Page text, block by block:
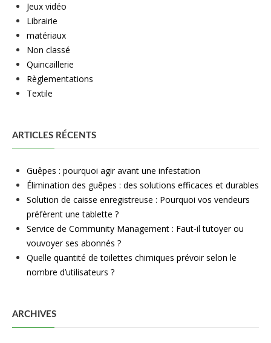
Jeux vidéo
Librairie
matériaux
Non classé
Quincaillerie
Règlementations
Textile
ARTICLES RÉCENTS
Guêpes : pourquoi agir avant une infestation
Élimination des guêpes : des solutions efficaces et durables
Solution de caisse enregistreuse : Pourquoi vos vendeurs
préfèrent une tablette ?
Service de Community Management : Faut-il tutoyer ou
vouvoyer ses abonnés ?
Quelle quantité de toilettes chimiques prévoir selon le
nombre d’utilisateurs ?
ARCHIVES